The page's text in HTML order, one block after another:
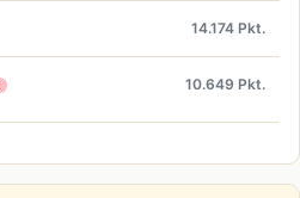
14.174 Pkt.
10.649 Pkt.